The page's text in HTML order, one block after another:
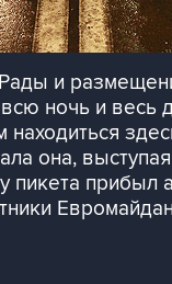
и
ночь и весь
она,
пикета прибыл